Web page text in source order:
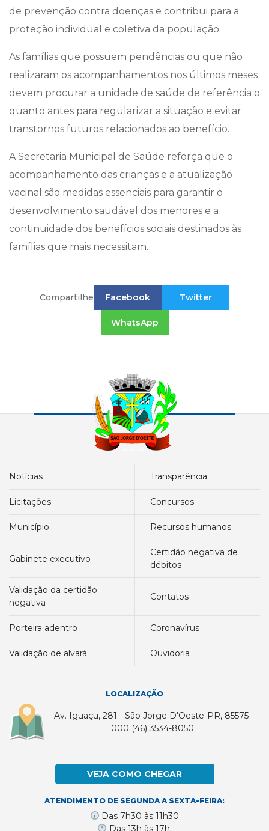
de prevenção contra doenças e contribui para a
proteção individual e coletiva da população.
As famílias que possuem pendências ou que não
realizaram os acompanhamentos nos últimos meses
devem procurar a unidade de saúde de referência o
quanto antes para regularizar a situação e evitar
transtornos futuros relacionados ao benefício.
A Secretaria Municipal de Saúde reforça que o
acompanhamento das crianças e a atualização
vacinal são medidas essenciais para garantir o
desenvolvimento saudável dos menores e a
continuidade dos benefícios sociais destinados às
famílias que mais necessitam.
Compartilhe Facebook Twitter
WhatsApp
notícias transparência
licitações concursos
município recursos humanos
gabinete executivo
certidão negativa de
débitos
validação da certidão
negativa
contatos
porteira adentro coronavírus
validação de alvará ouvidoria
LOCALIZAÇÃO
Av. Iguaçu, 281 - São Jorge D'Oeste-PR, 85575-
000 (46) 3534-8050
VEJA COMO CHEGAR
ATENDIMENTO DE SEGUNDA A SEXTA-FEIRA:
Das 7h30 às 11h30
Das 13h às 17h.